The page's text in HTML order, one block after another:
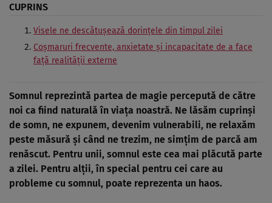
CUPRINS
Visele ne descătușează dorințele din timpul zilei
Coșmaruri frecvente, anxietate și incapacitate de a face
față realității externe
Somnul reprezintă partea de magie percepută de către
noi ca fiind naturală în viața noastră. Ne lăsăm cuprinși
de somn, ne expunem, devenim vulnerabili, ne relaxăm
peste măsură și când ne trezim, ne simțim de parcă am
renăscut. Pentru unii, somnul este cea mai plăcută parte
a zilei. Pentru alții, în special pentru cei care au
probleme cu somnul, poate reprezenta un haos.